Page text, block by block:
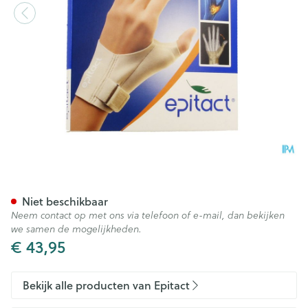
€ 43,95
Niet beschikbaar
Neem contact op met ons via telefoon of e-mail, dan bekijken
we samen de mogelijkheden.
Bekijk alle producten van Epitact